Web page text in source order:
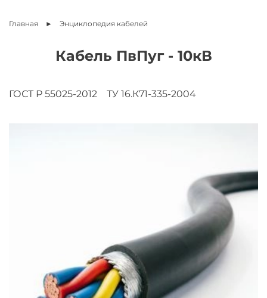
Главная Энциклопедия кабелей
Кабель ПвПуг - 10кВ
ГОСТ Р 55025-2012 ТУ 16.К71-335-2004